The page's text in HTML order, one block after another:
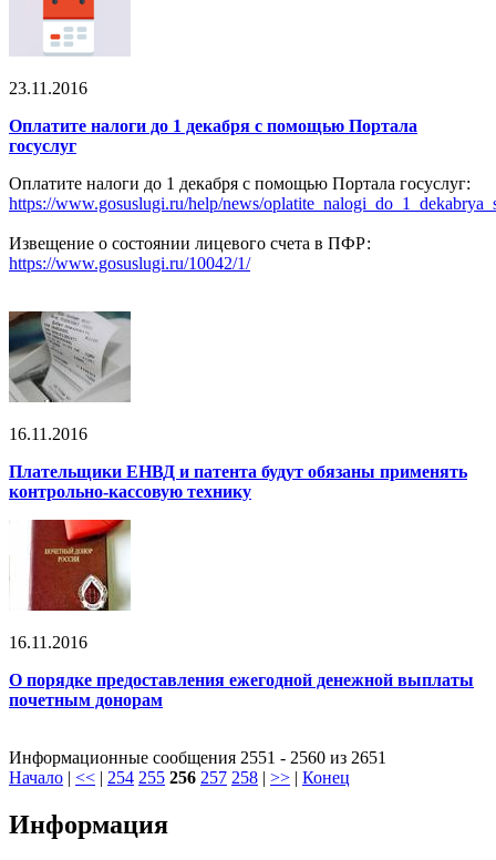
23.11.2016
Оплатите налоги до 1 декабря с помощью Портала
госуслуг
Оплатите налоги до 1 декабря с помощью Портала госуслуг:
https://www.gosuslugi.ru/help/news/
Извещение о состоянии лицевого счета в ПФР:
https://www.gosuslugi.ru/10042/1/
16.11.2016
Плательщики ЕНВД и патента будут обязаны применять
контрольно-кассовую технику
16.11.2016
О порядке предоставления ежегодной денежной выплаты
почетным донорам
Информационные сообщения 2551 - 2560 из 2651
Начало | << | 254 255 256 257 258 | >> | Конец
Информация